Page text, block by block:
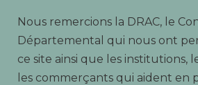
Nous remercions la DRAC, le
Départemental qui nous ont
ce site ainsi que les institutions,
les commerçants qui aident en